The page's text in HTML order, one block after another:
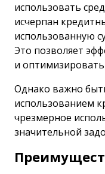
использовать
исчерпан
использованную
Это позволяет
и
Однако важно
использованием
чрезмерное
значительной